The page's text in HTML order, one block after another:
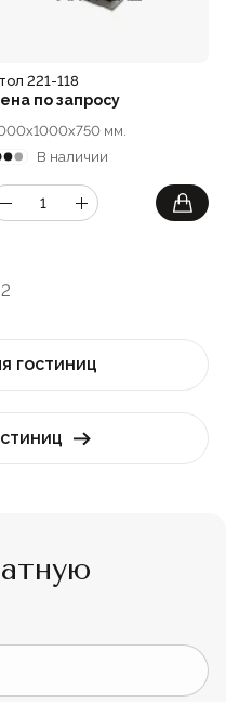
221-118
по запросу
мм.
В наличии
2
гостиниц